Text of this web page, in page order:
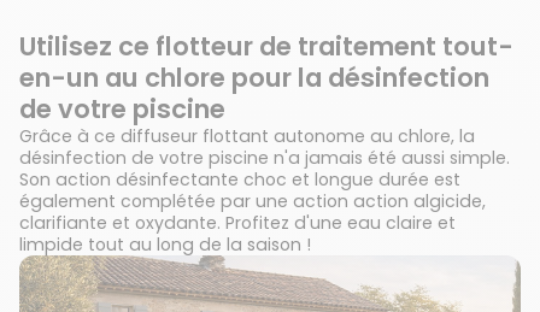
Utilisez ce flotteur de traitement tout-
en-un au chlore pour la désinfection
de votre piscine
Grâce à ce diffuseur flottant autonome au chlore, la
désinfection de votre piscine n'a jamais été aussi simple.
Son action désinfectante choc et longue durée est
également complétée par une action action algicide,
clarifiante et oxydante. Profitez d'une eau claire et
limpide tout au long de la saison !